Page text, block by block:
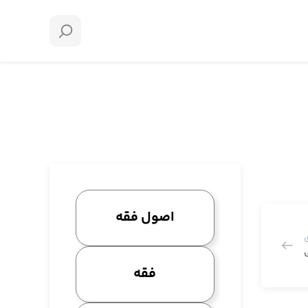
اصول فقه
فقه